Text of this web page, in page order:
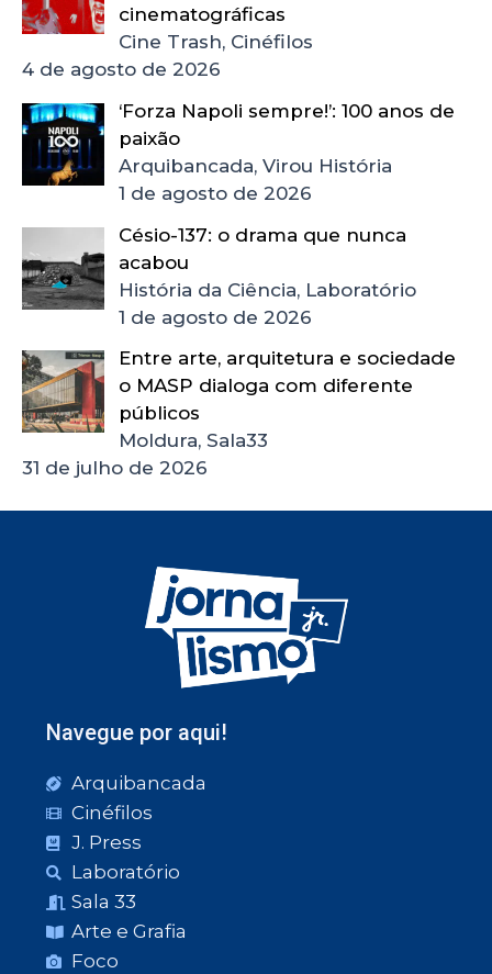
cinematográficas
Cine Trash, Cinéfilos
4 de agosto de 2026
‘Forza Napoli sempre!’: 100 anos de
paixão
Arquibancada, Virou História
1 de agosto de 2026
Césio-137: o drama que nunca
acabou
História da Ciência, Laboratório
1 de agosto de 2026
Entre arte, arquitetura e sociedade
o MASP dialoga com diferente
públicos
Moldura, Sala33
31 de julho de 2026
Navegue por aqui!
Arquibancada
Cinéfilos
J. Press
Laboratório
Sala 33
Arte e Grafia
Foco